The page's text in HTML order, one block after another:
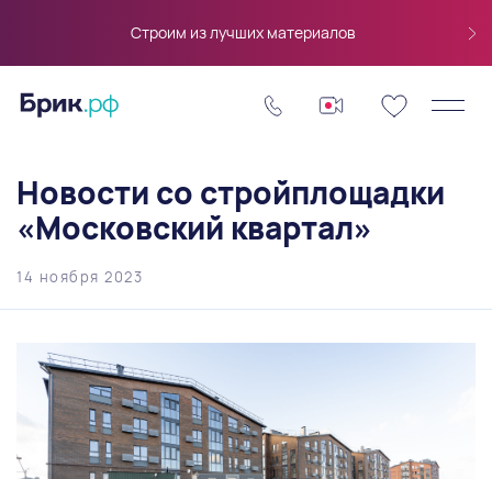
Строим из лучших материалов
Новости со стройплощадки
«Московский квартал»
14 ноября 2023